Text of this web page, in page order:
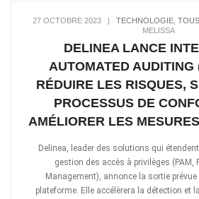
27 OCTOBRE 2023 | TECHNOLOGIE
MELISSA
DELINEA LANCE
AUTOMATED AUDITING
RÉDUIRE LES RISQUES,
PROCESSUS DE
AMÉLIORER LES
Delinea, leader des solutions qui
gestion des accès à privilèges (PAM,
Management), annonce la sortie
plateforme. Elle accélèrera la détection et